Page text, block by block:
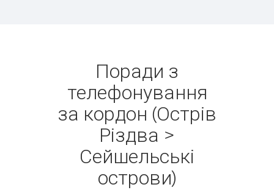
Поради з
телефонування
за кордон (Острів
Різдва >
Сейшельські
острови)